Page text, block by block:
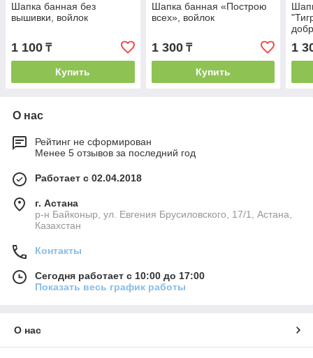
Шапка банная без
вышивки, войлок
1 100 ₸
Купить
Шапка банная «Построю
всех», войлок
1 300₸
Купить
1
О нас
Рейтинг не сформирован
Менее 5 отзывов за последний год
Работает с 02.04.2018
г. Астана
р-н Байконыр, ул. Евгения Брусиловского, 17/1, Астана,
Казахстан
Контакты
Сегодня работает с 10:00 до 17:00
Показать весь график работы
О нас